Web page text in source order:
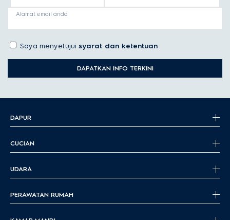
Alamat email anda
Saya menyetujui syarat dan ketentuan
DAPATKAN INFO TERKINI
DAPUR
CUCIAN
UDARA
PERAWATAN RUMAH